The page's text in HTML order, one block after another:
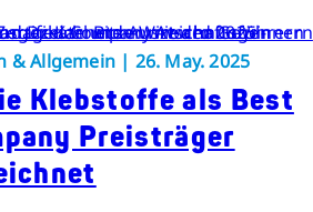
& Allgemein | 26. May. 2025
Klebstoffe als Best
Preisträger